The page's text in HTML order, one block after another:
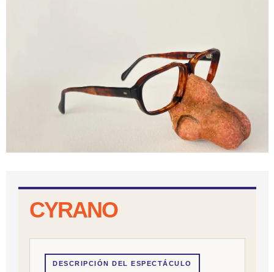
CYRANO
DESCRIPCIÓN DEL ESPECTÁCULO